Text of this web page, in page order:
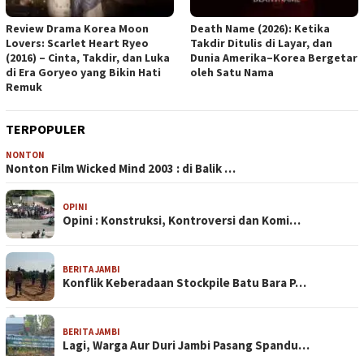
Review Drama Korea Moon
Lovers: Scarlet Heart Ryeo
(2016) – Cinta, Takdir, dan Luka
di Era Goryeo yang Bikin Hati
Remuk
Death Name (2026): Ketika
Takdir Ditulis di Layar, dan
Dunia Amerika–Korea Bergetar
oleh Satu Nama
TERPOPULER
NONTON
Nonton Film Wicked Mind 2003 : di Balik …
OPINI
Opini : Konstruksi, Kontroversi dan Komi…
BERITA JAMBI
Konflik Keberadaan Stockpile Batu Bara P…
BERITA JAMBI
Lagi, Warga Aur Duri Jambi Pasang Spandu…